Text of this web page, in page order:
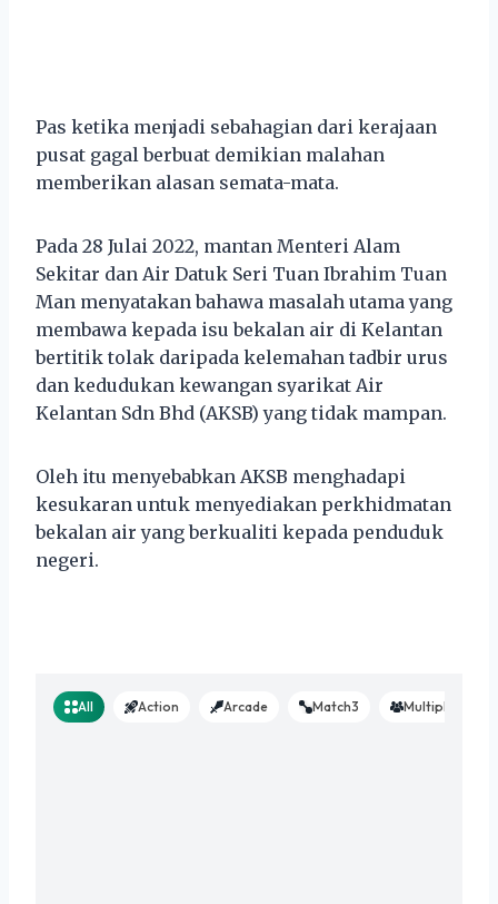
Pas ketika menjadi sebahagian dari kerajaan
pusat gagal berbuat demikian malahan
memberikan alasan semata-mata.
Pada 28 Julai 2022, mantan Menteri Alam
Sekitar dan Air Datuk Seri Tuan Ibrahim Tuan
Man menyatakan bahawa masalah utama yang
membawa kepada isu bekalan air di Kelantan
bertitik tolak daripada kelemahan tadbir urus
dan kedudukan kewangan syarikat Air
Kelantan Sdn Bhd (AKSB) yang tidak mampan.
Oleh itu menyebabkan AKSB menghadapi
kesukaran untuk menyediakan perkhidmatan
bekalan air yang berkualiti kepada penduduk
negeri.